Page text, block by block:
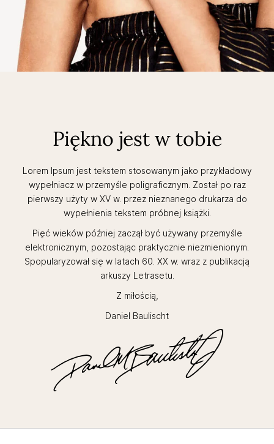
Piękno jest w tobie
Lorem Ipsum jest tekstem stosowanym jako przykładowy
wypełniacz w przemyśle poligraficznym. Został po raz
pierwszy użyty w XV w. przez nieznanego drukarza do
wypełnienia tekstem próbnej książki.
Pięć wieków później zaczął być używany przemyśle
elektronicznym, pozostając praktycznie niezmienionym.
Spopularyzował się w latach 60. XX w. wraz z publikacją
arkuszy Letrasetu.
Z miłością,
Daniel Baulischt